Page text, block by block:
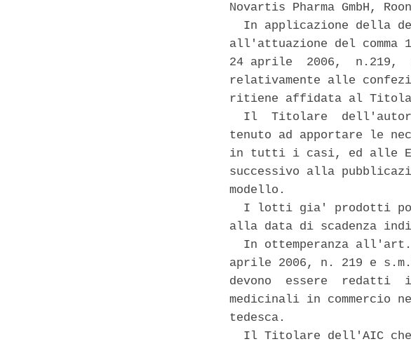
Novartis Pharma GmbH,
In applicazione della
all'attuazione del
24 aprile  2006,  n.219,
relativamente alle
ritiene affidata al
Il  Titolare
tenuto ad apportare le
in tutti i casi, ed alle
successivo alla
modello.
I lotti gia' prodotti
alla data di scadenza
In ottemperanza
aprile 2006, n. 219 e
devono  essere
medicinali in commercio
tedesca.
Il Titolare dell'AIC